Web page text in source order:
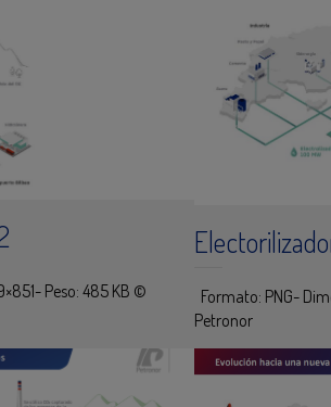
Peso: 485 KB ©
Formato: PNG-
Petronor